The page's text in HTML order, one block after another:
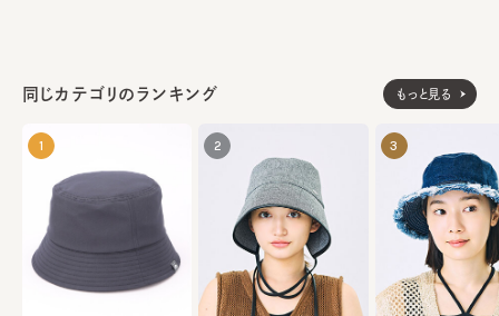
同じカテゴリのランキング もっと見る
1 2 3